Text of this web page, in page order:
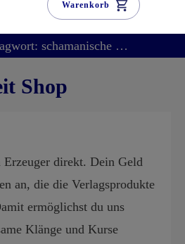
Warenkorb
Schlagwort: schamanische Reise
Shop
direkt. Dein Geld
an, die die Verlagsprodukte
ermöglichst du uns
Klänge und Kurse